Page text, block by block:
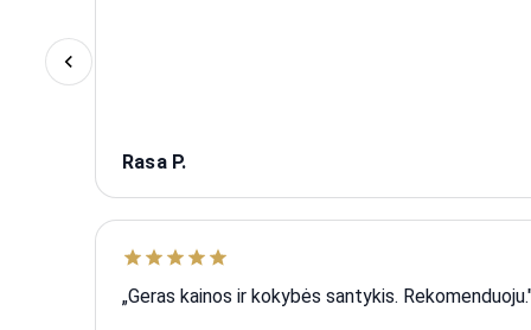
Rasa P.
„Geras kainos ir kokybės santykis.